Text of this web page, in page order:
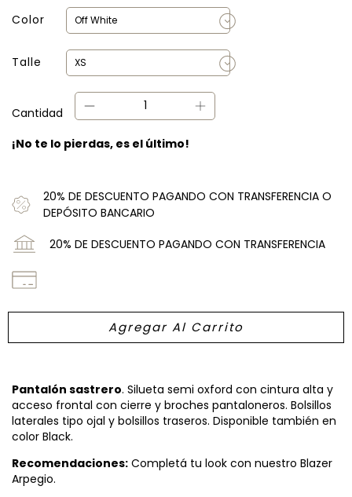
Color
Talle
Cantidad
¡No te lo pierdas, es el último!
20% DE DESCUENTO PAGANDO CON TRANSFERENCIA O
DEPÓSITO BANCARIO
20% DE DESCUENTO PAGANDO CON TRANSFERENCIA
Pantalón sastrero. Silueta semi oxford con cintura alta y
acceso frontal con cierre y broches pantaloneros. Bolsillos
laterales tipo ojal y bolsillos traseros. Disponible también en
color Black.
Recomendaciones: Completá tu look con nuestro Blazer
Arpegio.